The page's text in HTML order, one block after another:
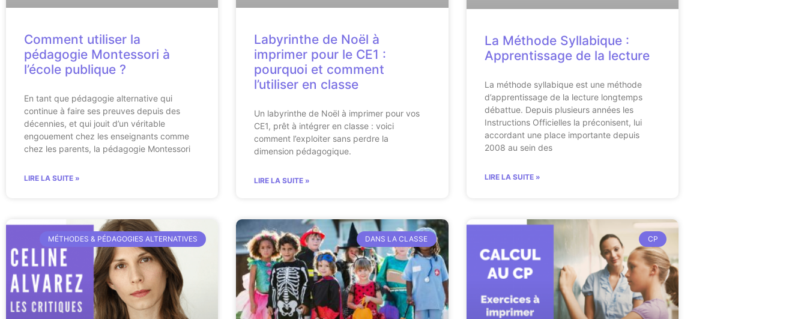
Comment utiliser la
pédagogie Montessori à
l’école publique ?
En tant que pédagogie alternative qui
continue à faire ses preuves depuis des
décennies, et qui jouit d’un véritable
engouement chez les enseignants comme
chez les parents, la pédagogie Montessori
LIRE LA SUITE »
Labyrinthe de Noël à
imprimer pour le CE1 :
pourquoi et comment
l’utiliser en classe
Un labyrinthe de Noël à imprimer pour vos
CE1, prêt à intégrer en classe : voici
comment l’exploiter sans perdre la
dimension pédagogique.
LIRE LA SUITE »
La Méthode Syllabique :
Apprentissage de la lecture
La méthode syllabique est une méthode
d’apprentissage de la lecture longtemps
débattue. Depuis plusieurs années les
Instructions Officielles la préconisent, lui
accordant une place importante depuis
2008 au sein des
LIRE LA SUITE »
MÉTHODES & PÉDAGOGIES ALTERNATIVES DANS LA CLASSE CP